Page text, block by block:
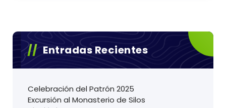
Entradas Recientes
Celebración del Patrón 2025
Excursión al Monasterio de Silos